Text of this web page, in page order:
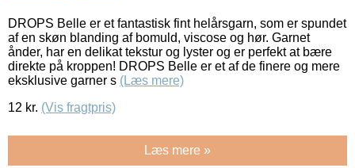
DROPS Belle er et fantastisk fint helårsgarn, som er spundet
af en skøn blanding af bomuld, viscose og hør. Garnet
ånder, har en delikat tekstur og lyster og er perfekt at bære
direkte på kroppen! DROPS Belle er et af de finere og mere
eksklusive garner s (Læs mere)
12 kr. (Vis fragtpris)
Læs mere »